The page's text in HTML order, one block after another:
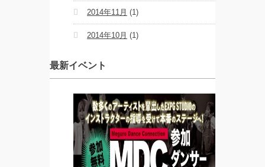
2014年11月 (1)
2014年10月 (1)
最新イベント